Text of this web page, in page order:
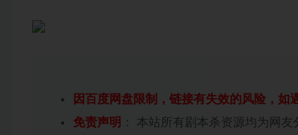
因百度网盘限制，链接有失效的风险，
免责声明 ： 本站所有剧本杀资源均为网